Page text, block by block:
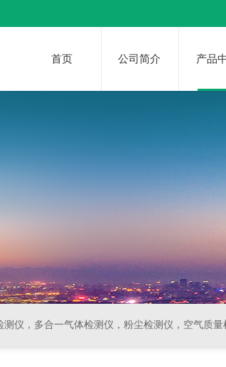
首页 公司简介 产品
测仪，粉尘检测仪，空气质量检测系统，易燃易爆有毒有害气体检测报警设备